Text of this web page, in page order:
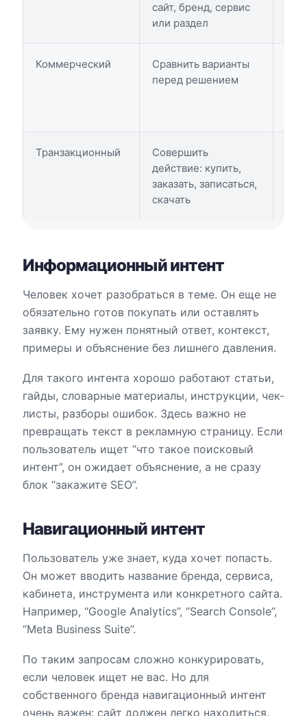
сайт, бренд, сервис
или раздел
Коммерческий
Сравнить варианты
перед решением
Транзакционный
Совершить
действие: купить,
заказать, записаться,
скачать
Информационный интент
Человек хочет разобраться в теме. Он еще не
обязательно готов покупать или оставлять
заявку. Ему нужен понятный ответ, контекст,
примеры и объяснение без лишнего давления.
Для такого интента хорошо работают статьи,
гайды, словарные материалы, инструкции, чек-
листы, разборы ошибок. Здесь важно не
превращать текст в рекламную страницу. Если
пользователь ищет “что такое поисковый
интент”, он ожидает объяснение, а не сразу
блок “закажите SEO”.
Навигационный интент
Пользователь уже знает, куда хочет попасть.
Он может вводить название бренда, сервиса,
кабинета, инструмента или конкретного сайта.
Например, “Google Analytics”, “Search Console”,
“Meta Business Suite”.
По таким запросам сложно конкурировать,
если человек ищет не вас. Но для
собственного бренда навигационный интент
очень важен: сайт должен легко находиться,